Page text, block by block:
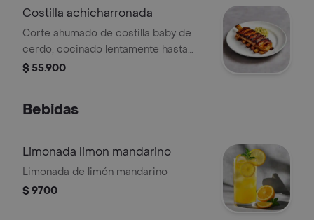
acompañamiento a elección.
Costilla achicharronada
Corte ahumado de costilla baby de
cerdo, cocinado lentamente hasta
lograr suavidad en la carne y
jugosidad y textura crujiente, realzado
$ 55.900
Bebidas
Limonada limon mandarino
Limonada de limón mandarino
$ 9700